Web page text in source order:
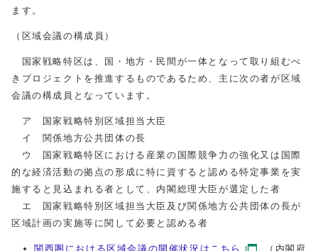
ます。
（区域会議の構成員）
国家戦略特区は、国・地方・民間が一体となって取り組むべ
きプロジェクトを推進するものであるため、主に次の者が区域
会議の構成員となっています。
ア 国家戦略特別区域担当大臣
イ 関係地方公共団体の長
ウ 国家戦略特区における産業の国際競争力の強化又は国際
的な経済活動の拠点の形成に特に資すると認める特定事業を実
施すると見込まれる者として、内閣総理大臣が選定した者
エ 国家戦略特別区域担当大臣及び関係地方公共団体の長が
区域計画の実施等に関して必要と認める者
関西圏における区域会議の開催状況はこちら
（内閣府